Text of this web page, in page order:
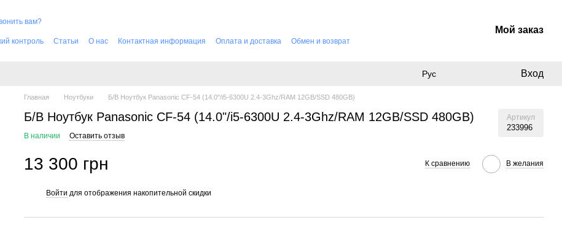
вам?
контроль Cтатьи О нас Контактная информация Оплата и доставка
Обмен и возврат
Мой заказ
Рус Вход
Главная Ноутбуки Б/В Ноутбук Panasonic CF-54 (14.0"/i5-6300U 2.4-3Ghz/RAM 12GB/SSD 480GB)
Б/В Ноутбук Panasonic CF-54 (14.0"/i5-6300U 2.4-3Ghz/RAM 12GB/SSD 480GB) Артикул
233996
В наличии Оставить отзыв
13 300 грн К сравнению В желания
Войти для отображения накопительной скидки